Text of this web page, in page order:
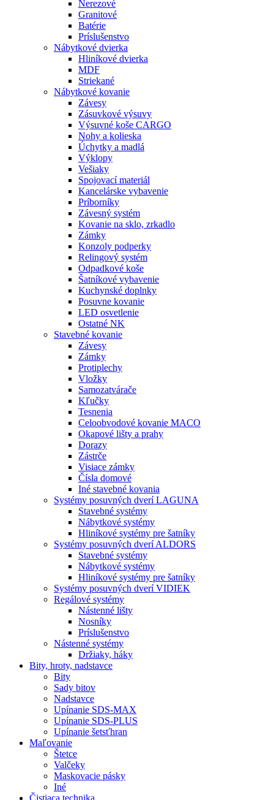
Nerezové
Granitové
Batérie
Príslušenstvo
Nábytkové dvierka
Hliníkové dvierka
MDF
Striekané
Nábytkové kovanie
Závesy
Zásuvkové výsuvy
Výsuvné koše CARGO
Nohy a kolieska
Úchytky a madlá
Výklopy
Vešiaky
Spojovací materiál
Kancelárske vybavenie
Príborníky
Závesný systém
Kovanie na sklo, zrkadlo
Zámky
Konzoly podperky
Relingový systém
Odpadkové koše
Šatníkové vybavenie
Kuchynské doplnky
Posuvne kovanie
LED osvetlenie
Ostatné NK
Stavebné kovanie
Závesy
Zámky
Protiplechy
Vložky
Samozatvárače
Kľučky
Tesnenia
Celoobvodové kovanie MACO
Okapové lišty a prahy
Dorazy
Zástrče
Visiace zámky
Čísla domové
Iné stavebné kovania
Systémy posuvných dverí LAGUNA
Stavebné systémy
Nábytkové systémy
Hliníkové systémy pre šatníky
Systémy posuvných dverí ALDORS
Stavebné systémy
Nábytkové systémy
Hliníkové systémy pre šatníky
Systémy posuvných dverí VIDIEK
Regálové systémy
Nástenné lišty
Nosníky
Príslušenstvo
Nástenné systémy
Držiaky, háky
Bity, hroty, nadstavce
Bity
Sady bitov
Nadstavce
Upínanie SDS-MAX
Upínanie SDS-PLUS
Upínanie šetsťhran
Maľovanie
Štetce
Valčeky
Maskovacie pásky
Iné
Čistiaca technika